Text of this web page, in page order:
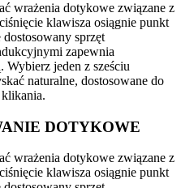
wrażenia dotykowe związane z
klawisza osiągnie punkt
sprzęt
zapewnia
Wybierz jeden z sześciu
naturalne, dostosowane do
DOTYKOWE
wrażenia dotykowe związane z
klawisza osiągnie punkt